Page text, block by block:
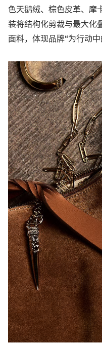
色天鹅绒、棕色皮革、摩
装将结构化剪裁与最大化
面料，体现品牌“为行动中